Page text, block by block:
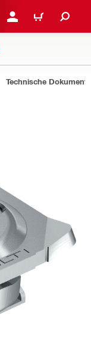
ANMELDEN ODER
WARENKORB
Technische Dokumente